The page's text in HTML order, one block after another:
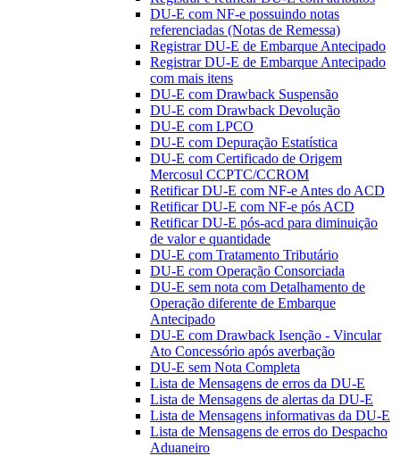
DU-E com NF-e possuindo notas
referenciadas (Notas de Remessa)
Registrar DU-E de Embarque Antecipado
Registrar DU-E de Embarque Antecipado
com mais itens
DU-E com Drawback Suspensão
DU-E com Drawback Devolução
DU-E com LPCO
DU-E com Depuração Estatística
DU-E com Certificado de Origem
Mercosul CCPTC/CCROM
Retificar DU-E com NF-e Antes do ACD
Retificar DU-E com NF-e pós ACD
Retificar DU-E pós-acd para diminuição
de valor e quantidade
DU-E com Tratamento Tributário
DU-E com Operação Consorciada
DU-E sem nota com Detalhamento de
Operação diferente de Embarque
Antecipado
DU-E com Drawback Isenção - Vincular
Ato Concessório após averbação
DU-E sem Nota Completa
Lista de Mensagens de erros da DU-E
Lista de Mensagens de alertas da DU-E
Lista de Mensagens informativas da DU-E
Lista de Mensagens de erros do Despacho
Aduaneiro